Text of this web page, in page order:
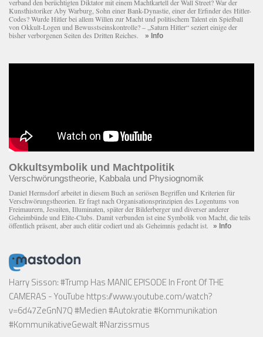
verband den berüchtigten Diktator mit einem Macht­kartell der Wall Street? War der
Kunsthistoriker Aby Warburg, Sohn einer Bank-Dynastie, einer der Erfinder des Hitler-
Codes? Wurde Hitler bei allem Willen zur Macht und politischem Talent ein Spielball
von Okkult-Logen und Bewusstseinskontrolle? – „Saturn Hitler“ seziert einige der
bisher verborgenen Seiten des Dritten Reiches. » Info
Okkultsymbolik und Machtpolitik
Verschwörungstheorie, Kabbala und Physiognomik
Daniel Hermsdorf arbeitet in diesem Buch an seriösen Begriffen und Kriterien für
Verschwörungstheorien. Er fragt nach Organisationsprinzipien des Logentums von
Freimaurern, Jesuiten, Illuminaten, später der Bilderberger und diverser anderer
Geheimbünde und Elite-Clubs. Damit verbunden ist eine Symbolik von Macht, die teils
öffentlich präsent, aber auch elitär codiert und als Geheimnis gedacht ist. » Info
Harry Sisson: #Trump Has MANIC EPISODE In Front Of THE
CAMERAS - YouTube https://www.youtube.com/watch?
v=6d47ZeGnN7Q#Medien #Autokratie #Kommunikation
#KommunikativeGewalt #Narzissmus